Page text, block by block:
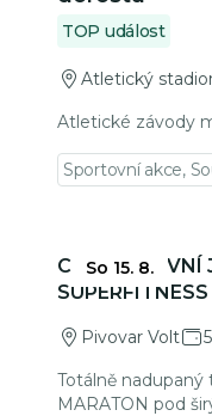
TOP událost
Atletický
Atletické závody
Sportovní akce,
CHARITATIVNÍ
SUPERFITNESS
Pivovar Volt
Totálně
MARATON pod
So 15. 8.